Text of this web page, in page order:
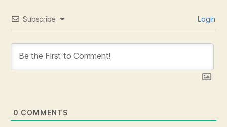
Subscribe Login
0 COMMENTS